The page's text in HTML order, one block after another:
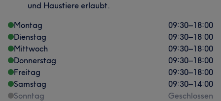
und Haustiere erlaubt.
Montag
09:30–18:00
Dienstag
09:30–18:00
Mittwoch
09:30–18:00
Donnerstag
09:30–18:00
Freitag
09:30–18:00
Samstag
09:30–14:00
Sonntag
Geschlossen